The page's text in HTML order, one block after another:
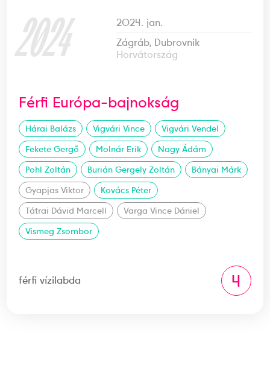
2024
2024. jan.
Zágráb, Dubrovnik
Horvátország
Férfi Európa-bajnokság
Hárai Balázs Vigvári Vince
Vigvári Vendel
Fekete Gergő
Molnár Erik
Nagy Ádám
Pohl Zoltán
Burián Gergely Zoltán
Bányai Márk
Gyapjas Viktor
Kovács Péter
Tátrai Dávid Marcell
Varga Vince Dániel
Vismeg Zsombor
férfi vízilabda 4